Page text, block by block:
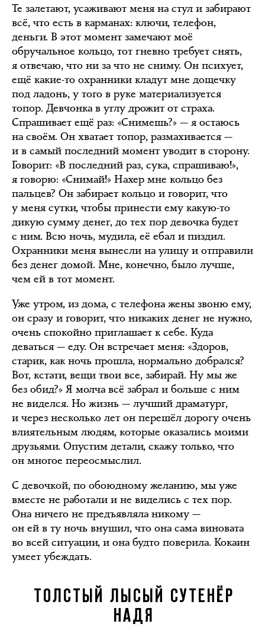
Те залетают, усаживают меня на стул и забирают
всё, что есть в карманах: ключи, телефон,
деньги. В этот момент замечают моё
обручальное кольцо, тот гневно требует снять,
я отвечаю, что ни за что не сниму. Он психует,
ещё какие-то охранники кладут мне дощечку
под ладонь, у того в руке материализуется
топор. Девчонка в углу дрожит от страха.
Спрашивает ещё раз: «Снимешь?» — я остаюсь
на своём. Он хватает топор, размахивается —
и в самый последний момент уводит в сторону.
Говорит: «В последний раз, сука, спрашиваю!»,
я говорю: «Снимай!» Нахер мне кольцо без
пальцев? Он забирает кольцо и говорит, что
у меня сутки, чтобы принести ему какую-то
дикую сумму денег, до тех пор девочка будет
с ним. Всю ночь, мудила, её ебал и пиздил.
Охранники меня вынесли на улицу и отправили
без денег домой. Мне, конечно, было лучше,
чем ей в тот момент.
Уже утром, из дома, с телефона жены звоню ему,
он сразу и говорит, что никаких денег не нужно,
очень спокойно приглашает к себе. Куда
деваться — еду. Он встречает меня: «Здоров,
старик, как ночь прошла, нормально добрался?
Вот, кстати, вещи твои все, забирай. Ну мы же
без обид?» Я молча всё забрал и больше с ним
не виделся. Но жизнь — лучший драматург,
и через несколько лет он перешёл дорогу очень
влиятельным людям, которые оказались моими
друзьями. Опустим детали, скажу только, что
он многое переосмыслил.
С девочкой, по обоюдному желанию, мы уже
вместе не работали и не виделись с тех пор.
Она ничего не предъявляла никому —
он ей в ту ночь внушил, что она сама виновата
во всей ситуации, и она будто поверила. Кокаин
умеет убеждать.
ТОЛСТЫЙ ЛЫСЫЙ СУТЕНЁР
НАДЯ